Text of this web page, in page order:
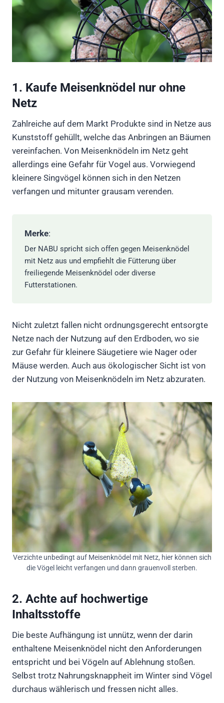
1. Kaufe Meisenknödel nur ohne
Netz
Zahlreiche auf dem Markt Produkte sind in Netze aus
Kunststoff gehüllt, welche das Anbringen an Bäumen
vereinfachen. Von Meisenknödeln im Netz geht
allerdings eine Gefahr für Vogel aus. Vorwiegend
kleinere Singvögel können sich in den Netzen
verfangen und mitunter grausam verenden.
Merke:
Der NABU spricht sich offen gegen Meisenknödel
mit Netz aus und empfiehlt die Fütterung über
freiliegende Meisenknödel oder diverse
Futterstationen.
Nicht zuletzt fallen nicht ordnungsgerecht entsorgte
Netze nach der Nutzung auf den Erdboden, wo sie
zur Gefahr für kleinere Säugetiere wie Nager oder
Mäuse werden. Auch aus ökologischer Sicht ist von
der Nutzung von Meisenknödeln im Netz abzuraten.
Verzichte unbedingt auf Meisenknödel mit Netz, hier können sich
die Vögel leicht verfangen und dann grauenvoll sterben.
2. Achte auf hochwertige
Inhaltsstoffe
Die beste Aufhängung ist unnütz, wenn der darin
enthaltene Meisenknödel nicht den Anforderungen
entspricht und bei Vögeln auf Ablehnung stoßen.
Selbst trotz Nahrungsknappheit im Winter sind Vögel
durchaus wählerisch und fressen nicht alles.